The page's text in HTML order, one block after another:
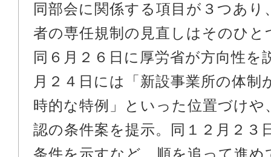
同部会に関係する項目が３つあり
者の専任規制の見直しはそのひと
同６月２６日に厚労省が方向性を
月２４日には「新設事業所の体制
時的な特例」といった位置づけや
認の条件案を提示。同１２月２３